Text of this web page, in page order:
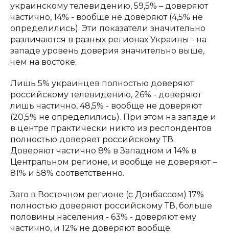
украинскому телевидению, 59,5% – доверяют
частично, 14% - вообще не доверяют (4,5% не
определились). Эти показатели значительно
различаются в разных регионах Украины - на
западе уровень доверия значительно выше,
чем на востоке.
Лишь 5% украинцев полностью доверяют
российскому телевидению, 26% - доверяют
лишь частично, 48,5% - вообще не доверяют
(20,5% не определились). При этом на западе и
в центре практически никто из респондентов
полностью доверяет российскому ТВ.
Доверяют частично 8% в Западном и 14% в
Центральном регионе, и вообще не доверяют –
81% и 58% соответственно.
Зато в Восточном регионе (с Донбассом) 17%
полностью доверяют российскому ТВ, больше
половины населения - 63% - доверяют ему
частично, и 12% не доверяют вообще.